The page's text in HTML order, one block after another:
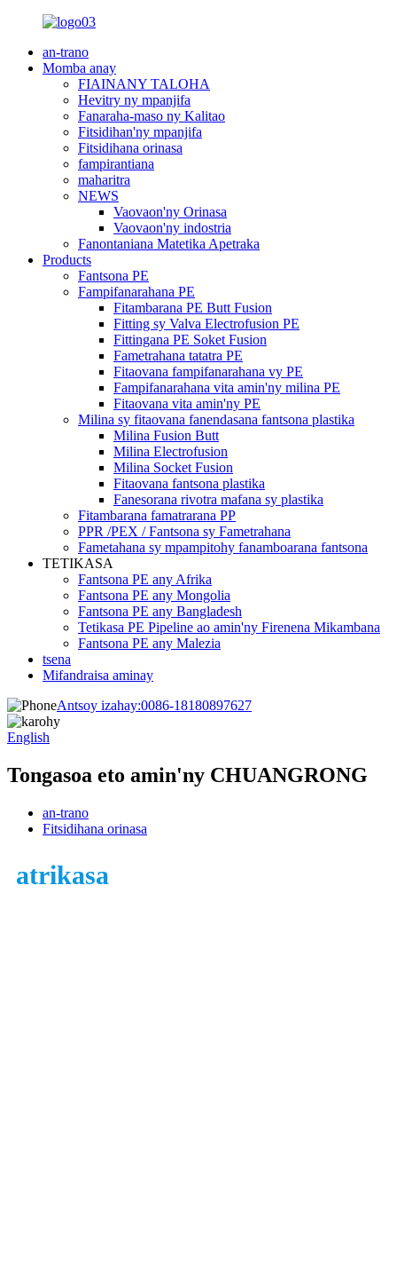
an-trano
Momba anay
FIAINANY TALOHA
Hevitry ny mpanjifa
Fanaraha-maso ny Kalitao
Fitsidihan'ny mpanjifa
Fitsidihana orinasa
fampirantiana
maharitra
NEWS
Vaovaon'ny Orinasa
Vaovaon'ny indostria
Fanontaniana Matetika Apetraka
Products
Fantsona PE
Fampifanarahana PE
Fitambarana PE Butt Fusion
Fitting sy Valva Electrofusion PE
Fittingana PE Soket Fusion
Fametrahana tatatra PE
Fitaovana fampifanarahana vy PE
Fampifanarahana vita amin'ny milina PE
Fitaovana vita amin'ny PE
Milina sy fitaovana fanendasana fantsona plastika
Milina Fusion Butt
Milina Electrofusion
Milina Socket Fusion
Fitaovana fantsona plastika
Fanesorana rivotra mafana sy plastika
Fitambarana famatrarana PP
PPR /PEX / Fantsona sy Fametrahana
Fametahana sy mpampitohy fanamboarana fantsona
TETIKASA
Fantsona PE any Afrika
Fantsona PE any Mongolia
Fantsona PE any Bangladesh
Tetikasa PE Pipeline ao amin'ny Firenena Mikambana
Fantsona PE any Malezia
tsena
Mifandraisa aminay
Antsoy izahay:0086-18180897627
English
Tongasoa eto amin'ny CHUANGRONG
an-trano
Fitsidihana orinasa
atrikasa